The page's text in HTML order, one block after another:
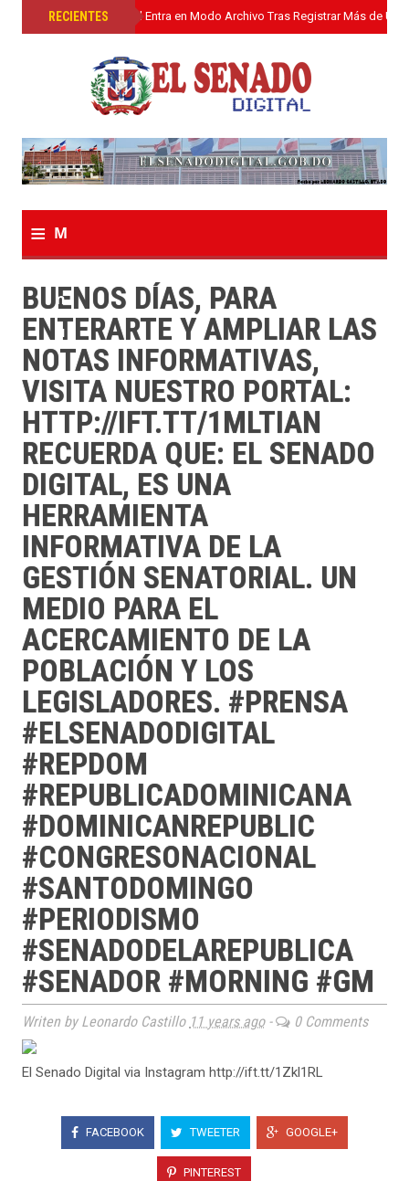
RECIENTES
»El Senado Digital Entra en Modo Archivo Tras Registrar Más de Un
≡ M
e
n
u
BUENOS DÍAS, PARA
ENTERARTE Y AMPLIAR LAS
NOTAS INFORMATIVAS,
VISITA NUESTRO PORTAL:
HTTP://IFT.TT/1MLTIAN
RECUERDA QUE: EL SENADO
DIGITAL, ES UNA
HERRAMIENTA
INFORMATIVA DE LA
GESTIÓN SENATORIAL. UN
MEDIO PARA EL
ACERCAMIENTO DE LA
POBLACIÓN Y LOS
LEGISLADORES. #PRENSA
#ELSENADODIGITAL
#REPDOM
#REPUBLICADOMINICANA
#DOMINICANREPUBLIC
#CONGRESONACIONAL
#SANTODOMINGO
#PERIODISMO
#SENADODELAREPUBLICA
#SENADOR #MORNING #GM
Writen by Leonardo Castillo 11 years ago- 0 Comments
El Senado Digital via Instagram http://ift.tt/1Zkl1RL
FACEBOOK TWEETER GOOGLE+
PINTEREST